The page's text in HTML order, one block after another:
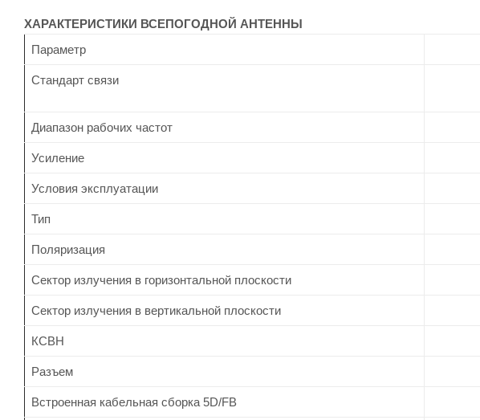
ХАРАКТЕРИСТИКИ ВСЕПОГОДНОЙ АНТЕННЫ
Параметр
Стандарт связи
Диапазон рабочих частот
Усиление
Условия эксплуатации
Тип
Поляризация
Сектор излучения в горизонтальной плоскости
Сектор излучения в вертикальной плоскости
КСВН
Разъем
Встроенная кабельная сборка 5D/FB